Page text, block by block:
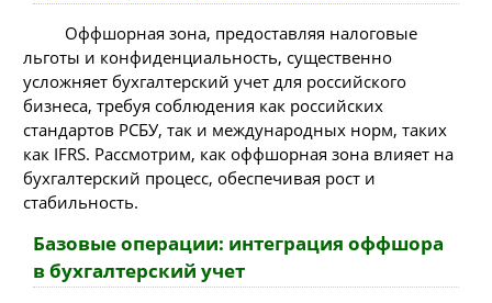
Оффшорная зона, предоставляя налоговые
льготы и конфиденциальность, существенно
усложняет бухгалтерский учет для российского
бизнеса, требуя соблюдения как российских
стандартов РСБУ, так и международных норм, таких
как IFRS. Рассмотрим, как оффшорная зона влияет на
бухгалтерский процесс, обеспечивая рост и
стабильность.
Базовые операции: интеграция оффшора
в бухгалтерский учет